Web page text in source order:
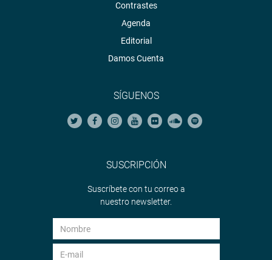
Contrastes
Agenda
Editorial
Damos Cuenta
SÍGUENOS
SUSCRIPCIÓN
Suscríbete con tu correo a
nuestro newsletter.